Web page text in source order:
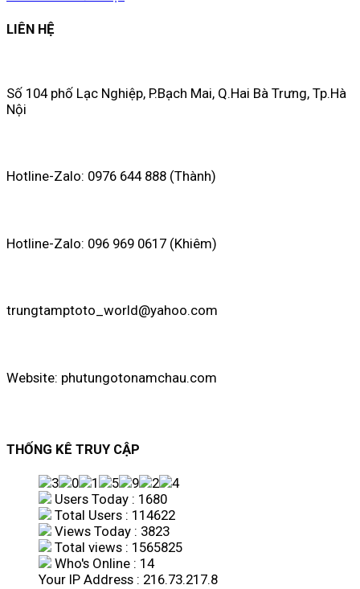
LIÊN HỆ
Số 104 phố Lạc Nghiệp, P.Bạch Mai, Q.Hai Bà Trưng, Tp.Hà
Nội
Hotline-Zalo: 0976 644 888 (Thành)
Hotline-Zalo: 096 969 0617 (Khiêm)
trungtamptoto_world@yahoo.com
Website: phutungotonamchau.com
THỐNG KÊ TRUY CẬP
Users Today : 1680
Total Users : 114622
Views Today : 3823
Total views : 1565825
Who's Online : 14
Your IP Address : 216.73.217.8